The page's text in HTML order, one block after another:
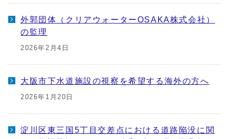
外郭団体（クリアウォーターOSAKA株式会社）
の監理
2026年2月4日
大阪市下水道施設の視察を希望する海外の方へ
2026年1月20日
淀川区東三国5丁目交差点における道路陥没に関